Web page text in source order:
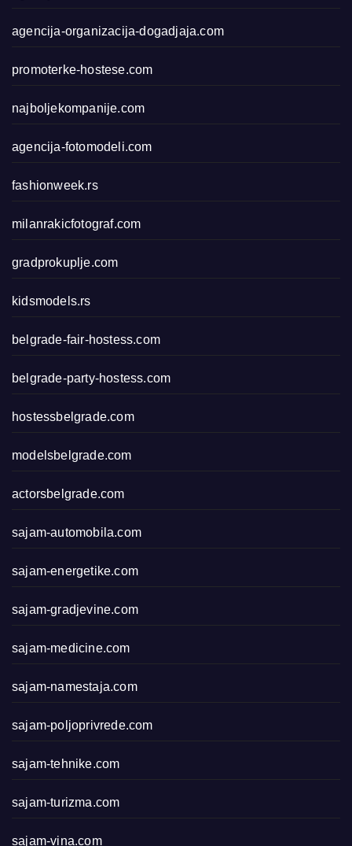
agencija-organizacija-dogadjaja.com
promoterke-hostese.com
najboljekompanije.com
agencija-fotomodeli.com
fashionweek.rs
milanrakicfotograf.com
gradprokuplje.com
kidsmodels.rs
belgrade-fair-hostess.com
belgrade-party-hostess.com
hostessbelgrade.com
modelsbelgrade.com
actorsbelgrade.com
sajam-automobila.com
sajam-energetike.com
sajam-gradjevine.com
sajam-medicine.com
sajam-namestaja.com
sajam-poljoprivrede.com
sajam-tehnike.com
sajam-turizma.com
sajam-vina.com